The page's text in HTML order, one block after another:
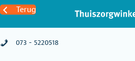
Terug
073 - 5220518